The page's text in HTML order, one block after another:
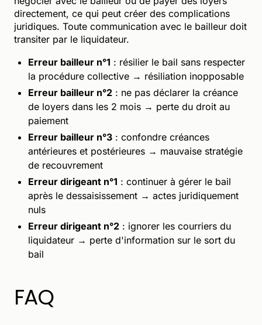
directement, ce qui peut créer des complications
juridiques. Toute communication avec le bailleur doit
transiter par le liquidateur.
Erreur bailleur n°1 : résilier le bail sans respecter
la procédure collective → résiliation inopposable
Erreur bailleur n°2 : ne pas déclarer la créance
de loyers dans les 2 mois → perte du droit au
paiement
Erreur bailleur n°3 : confondre créances
antérieures et postérieures → mauvaise stratégie
de recouvrement
Erreur dirigeant n°1 : continuer à gérer le bail
après le dessaisissement → actes juridiquement
nuls
Erreur dirigeant n°2 : ignorer les courriers du
liquidateur → perte d'information sur le sort du
bail
FAQ